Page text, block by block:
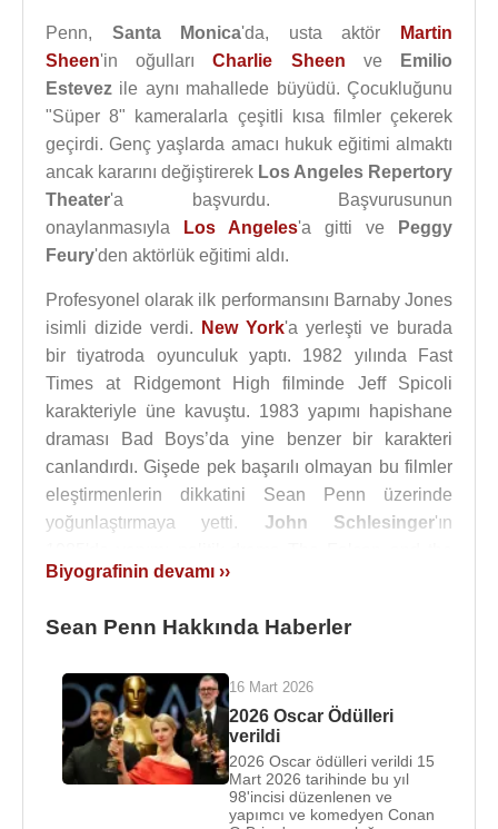
Penn, Santa Monica'da, usta aktör
Martin
Sheen'in oğullarıCharlie Sheen ve
Emilio
Estevez ile aynı mahallede büyüdü. Çocukluğunu
"Süper 8" kameralarla çeşitli kısa filmler çekerek
geçirdi. Genç yaşlarda amacı hukuk eğitimi almaktı
ancak kararını değiştirerek Los Angeles Repertory
Theater'a başvurdu. Başvurusunun
onaylanmasıyla
Los Angeles'a gitti ve
Peggy
Feury'den aktörlük eğitimi aldı.
Profesyonel olarak ilk performansını Barnaby Jones
isimli dizide verdi.
New York'a yerleşti ve burada
bir tiyatroda oyunculuk yaptı. 1982 yılında Fast
Times at Ridgemont High filminde Jeff Spicoli
karakteriyle üne kavuştu. 1983 yapımı hapishane
draması Bad Boys’da yine benzer bir karakteri
canlandırdı. Gişede pek başarılı olmayan bu filmler
eleştirmenlerin dikkatini Sean Penn üzerinde
yoğunlaştırmaya yetti. John Schlesinger'ın
Snowman’da canlandırdığı uyuşturucu müptelası
1985-1989 yılları boyunca magazin basınının en
önemli malzemelerinden oldu. Birlikte 1987 yapımı
Shangai Surprise’da rol alan çift, filmin gişede iflas
etmesiyle boşandılar.
filmiyle oyunculuk yeteneğini
Biyografinin devamı ››
Sean Penn Hakkında Haberler
16 Mart 2026
2026 Oscar Ödülleri
verildi
2026 Oscar ödülleri verildi 15
Mart 2026 tarihinde bu yıl
98'incisi düzenlenen ve
yapımcı ve komedyen Conan